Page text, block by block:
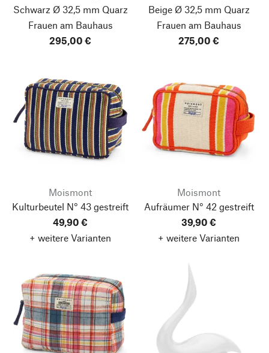
Schwarz Ø 32,5 mm Quarz
Frauen am Bauhaus
295,00 €
Beige Ø 32,5 mm Quarz
Frauen am Bauhaus
275,00 €
Moismont
Kulturbeutel N° 43 gestreift
49,90 €
+ weitere Varianten
Moismont
Aufräumer N° 42 gestreift
39,90 €
+ weitere Varianten